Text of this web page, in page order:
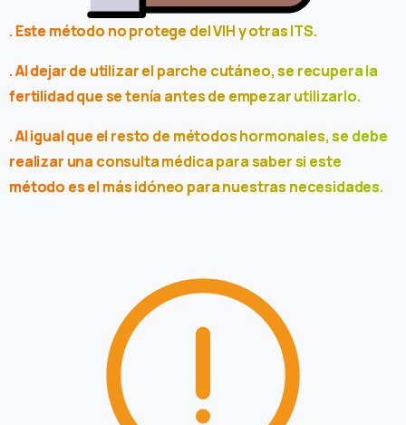
. Este método no protege del VIH y otras ITS.
. Al dejar de utilizar el parche cutáneo, se recupera la
fertilidad que se tenía antes de empezar utilizarlo.
. Al igual que el resto de métodos hormonales, se debe
realizar una consulta médica para saber si este
método es el más idóneo para nuestras necesidades.